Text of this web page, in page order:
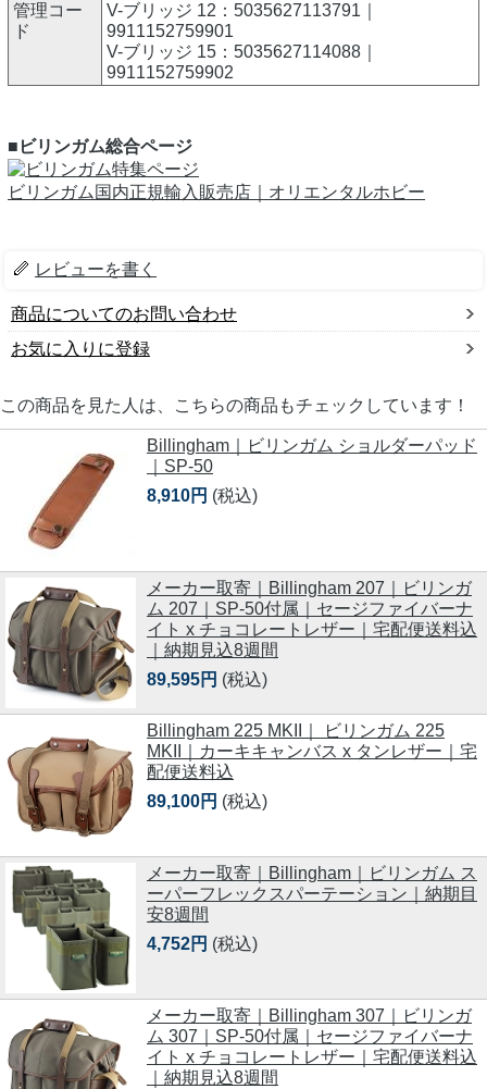
管理コー
ド
V-ブリッジ 12：5035627113791｜
9911152759901
V-ブリッジ 15：5035627114088｜
9911152759902
■ビリンガム総合ページ
ビリンガム国内正規輸入販売店｜オリエンタルホビー
レビューを書く
商品についてのお問い合わせ
お気に入りに登録
この商品を見た人は、こちらの商品もチェックしています！
Billingham｜ビリンガム ショルダーパッド
｜SP-50
8,910円 (税込)
メーカー取寄｜Billingham 207｜ビリンガ
ム 207｜SP-50付属｜セージファイバーナ
イト x チョコレートレザー｜宅配便送料込
｜納期見込8週間
89,595円 (税込)
Billingham 225 MKII｜ ビリンガム 225
MKII｜カーキキャンバス x タンレザー｜宅
配便送料込
89,100円 (税込)
メーカー取寄｜Billingham｜ビリンガム ス
ーパーフレックスパーテーション｜納期目
安8週間
4,752円 (税込)
メーカー取寄｜Billingham 307｜ビリンガ
ム 307｜SP-50付属｜セージファイバーナ
イト x チョコレートレザー｜宅配便送料込
｜納期見込8週間